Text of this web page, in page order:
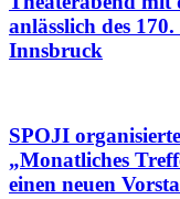
anlässlich des
Innsbruck
SPOJI
„Monatliches
einen neuen